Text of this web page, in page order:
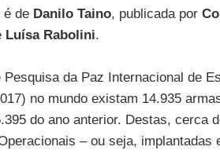
é de Danilo Taino, publicada por
Luísa Rabolini.
da Paz Internacional de
no mundo existam 14.935
do ano anterior. Destas, cerca
– ou seja, implantadas